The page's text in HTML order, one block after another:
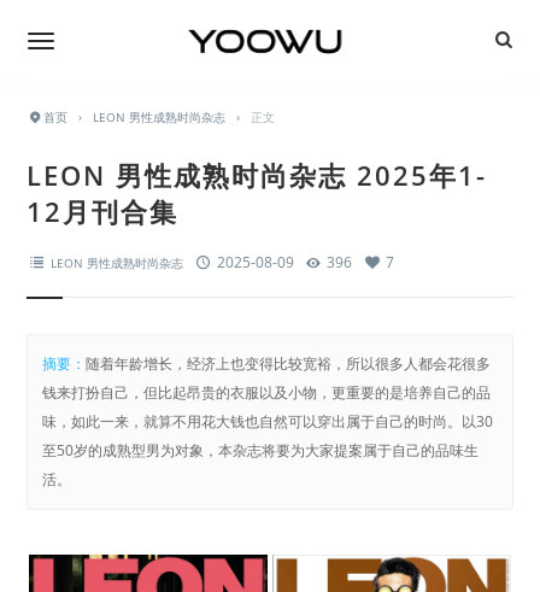
首页 › LEON 男性成熟时尚杂志 › 正文
LEON 男性成熟时尚杂志 2025年1-
12月刊合集
LEON 男性成熟时尚杂志 2025-08-09 396 7
摘要：随着年龄增长，经济上也变得比较宽裕，所以很多人都会花很多
钱来打扮自己，但比起昂贵的衣服以及小物，更重要的是培养自己的品
味，如此一来，就算不用花大钱也自然可以穿出属于自己的时尚。以30
至50岁的成熟型男为对象，本杂志将要为大家提案属于自己的品味生
活。